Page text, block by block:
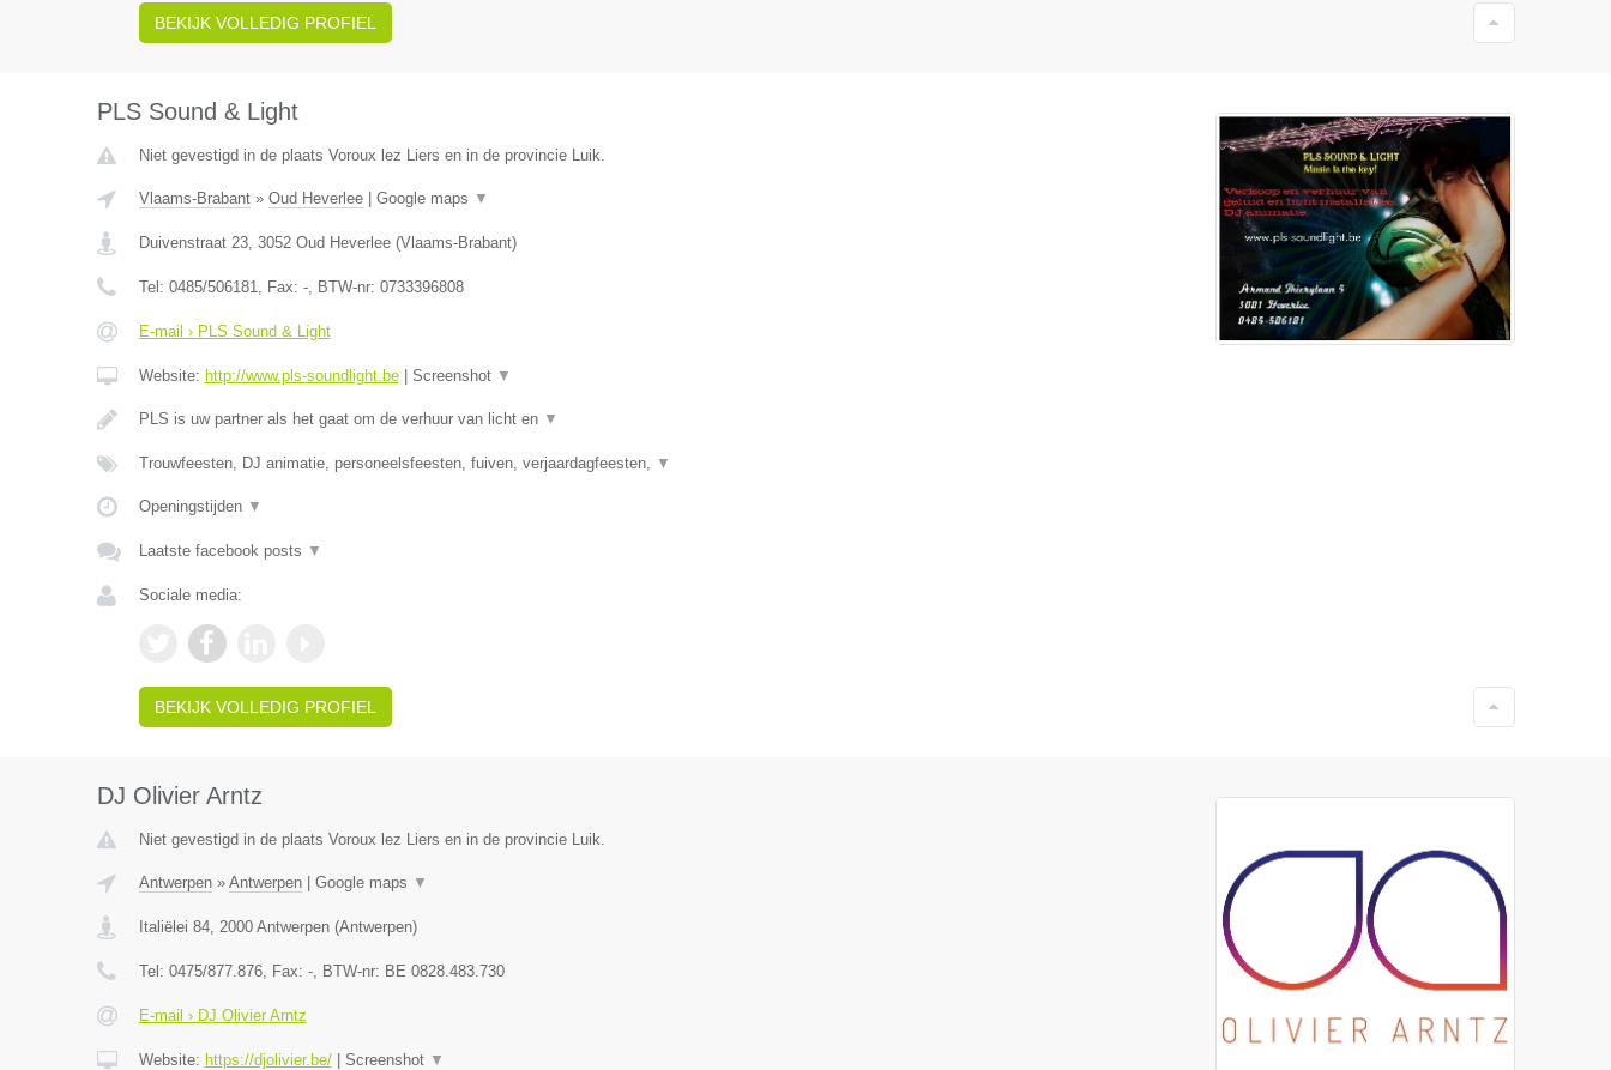
BEKIJK VOLLEDIG PROFIEL
PLS Sound & Light
Niet gevestigd in de plaats Voroux lez Liers en in de provincie Luik.
Vlaams-Brabant» Oud Heverlee| Google maps ▼
Duivenstraat 23, 3052 Oud Heverlee(Vlaams-Brabant)
Tel: 0485/506181, Fax: -, BTW-nr: 0733396808
E-mail › PLS Sound & Light
Website: http://www.pls-soundlight.be| Screenshot ▼
PLS is uw partner als het gaat om de verhuur van licht en ▼
Trouwfeesten, DJ animatie, personeelsfeesten, fuiven, verjaardagfeesten, ▼
Openingstijden ▼
Laatste facebook posts ▼
Sociale media:
BEKIJK VOLLEDIG PROFIEL
DJ Olivier Arntz
Niet gevestigd in de plaats Voroux lez Liers en in de provincie Luik.
Antwerpen» Antwerpen| Google maps ▼
Italiëlei 84, 2000 Antwerpen(Antwerpen)
Tel: 0475/877.876, Fax: -, BTW-nr: BE 0828.483.730
E-mail › DJ Olivier Arntz
Website: https://djolivier.be/| Screenshot ▼